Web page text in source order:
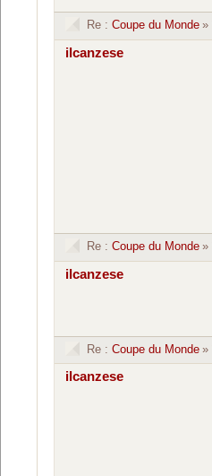
Re : Coupe du Monde »
ilcanzese
Re : Coupe du Monde »
ilcanzese
Re : Coupe du Monde »
ilcanzese